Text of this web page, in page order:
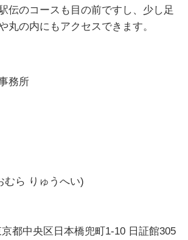
伝のコースも目の前ですし、少し足
丸の内にもアクセスできます。
務所
むら りゅうへい)
都中央区日本橋兜町1-10 日証館305